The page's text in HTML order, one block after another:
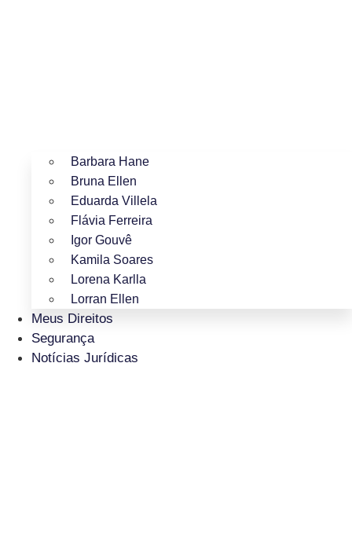
Barbara Hane
Bruna Ellen
Eduarda Villela
Flávia Ferreira
Igor Gouvê
Kamila Soares
Lorena Karlla
Lorran Ellen
Meus Direitos
Segurança
Notícias Jurídicas